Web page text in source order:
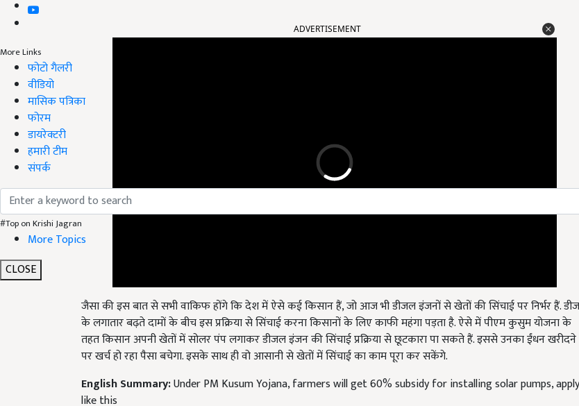
More Links
फोटो गैलरी
वीडियो
मासिक पत्रिका
फोरम
डायरेक्टरी
हमारी टीम
संपर्क
#Top on Krishi Jagran
More Topics
CLOSE
जैसा की इस बात से सभी वाकिफ होंगे कि देश में ऐसे कई किसान हैं, जो आज भी डीजल इंजनों से खेतों की सिंचाई पर निर्भर हैं. डीजल
के लगातार बढ़ते दामों के बीच इस प्रक्रिया से सिंचाई करना किसानों के लिए काफी महंगा पड़ता है. ऐसे में पीएम कुसुम योजना के
तहत किसान अपनी खेतों में सोलर पंप लगाकर डीजल इंजन की सिंचाई प्रक्रिया से छूटकारा पा सकते हैं. इससे उनका ईंधन खरीदने
पर खर्च हो रहा पैसा बचेगा. इसके साथ ही वो आसानी से खेतों में सिंचाई का काम पूरा कर सकेंगे.
Under PM Kusum Yojana, farmers will get 60% subsidy for installing solar pumps, apply
like this
Published on: